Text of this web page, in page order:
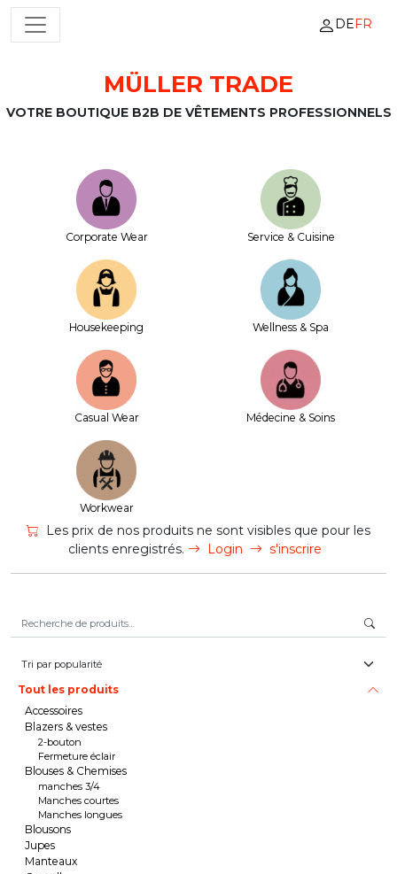
Passer au contenu
NAVIGATION PRINCIPALE DEFR
MÜLLER TRADE
VOTRE BOUTIQUE B2B DE VÊTEMENTS PROFESSIONNELS
Corporate Wear Service & Cuisine
House­keeping Wellness & Spa
Casual Wear Médecine & Soins
Workwear
Les prix de nos produits ne sont visibles que pour les
clients enregistrés.
Login s'inscrire
Tout les produits
Accessoires
Blazers & vestes
2-bouton
Fermeture éclair
Blouses & Chemises
manches 3/4
Manches courtes
Manches longues
Blousons
Jupes
Manteaux